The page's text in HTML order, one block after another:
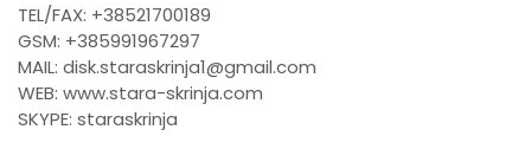
TEL/FAX: +38521700189
GSM: +385991967297
MAIL: disk.staraskrinja1@gmail.com
WEB: www.stara-skrinja.com
SKYPE: staraskrinja